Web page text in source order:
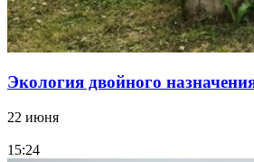
Экология двойного
22 июня
15:24